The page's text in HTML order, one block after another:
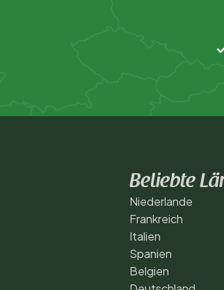
Beliebte
Niederlande
Frankreich
Italien
Spanien
Belgien